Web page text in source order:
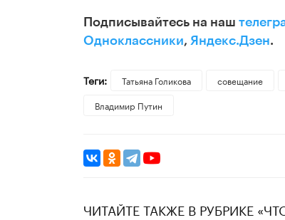
Подписывайтесь на наш
Одноклассники, Яндекс.Дзен.
Теги: ​Татьяна Голикова совещание
Владимир Путин
ЧИТАЙТЕ ТАКЖЕ В РУБРИКЕ